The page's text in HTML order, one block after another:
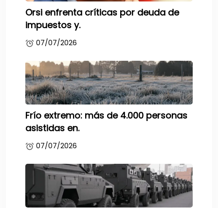
Orsi enfrenta críticas por deuda de
impuestos y.
07/07/2026
Frío extremo: más de 4.000 personas
asistidas en.
07/07/2026